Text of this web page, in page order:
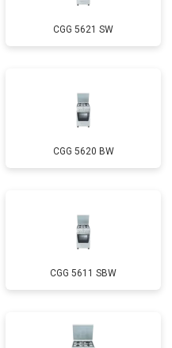
CGG 5621 SW
CGG 5620 BW
CGG 5611 SBW